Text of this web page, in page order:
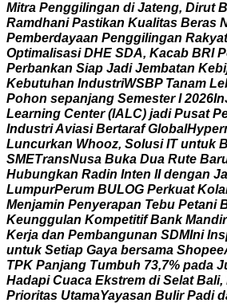
Mitra Penggilingan di Jateng, Dirut B
Ramdhani Pastikan Kualitas Beras
Pemberdayaan Penggilingan Rakyat
Optimalisasi DHE SDA, Kacab BRI P
Perbankan Siap Jadi Jembatan Kebi
Kebutuhan IndustriWSBP Tanam Le
Pohon sepanjang Semester I 2026In
Learning Center (IALC) jadi Pusat P
IndustriAviasi Bertaraf GlobalHyper
Luncurkan Whooz, Solusi IT untuk B
SMETransNusa Buka Dua Rute Bar
Hubungkan Radin Inten II dengan Ja
LumpurPerum BULOG Perkuat Kola
Menjamin Penyerapan Tebu Petani
Keunggulan Kompetitif Bank Mandir
Kerja dan Pembangunan SDMIni Ins
untuk Setiap Gaya bersama Shopee
TPK Panjang Tumbuh 73,7% pada J
Hadapi Cuaca Ekstrem di Selat Bali,
Prioritas UtamaYayasan Bulir Padi d